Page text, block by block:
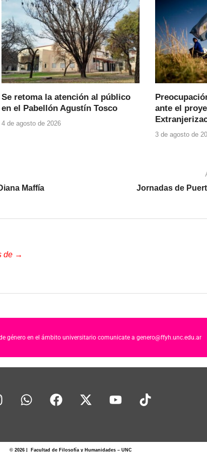
Se retoma la atención al público
en el Pabellón Agustín Tosco
4 de agosto de 2026
ante el
3 de agosto de
Maffía Jornadas de
de →
género en el ámbito universitario comunicate a genero@ffyh.unc.edu.ar
© 2026 | Facultad de Filosofía y Humanidades – UNC